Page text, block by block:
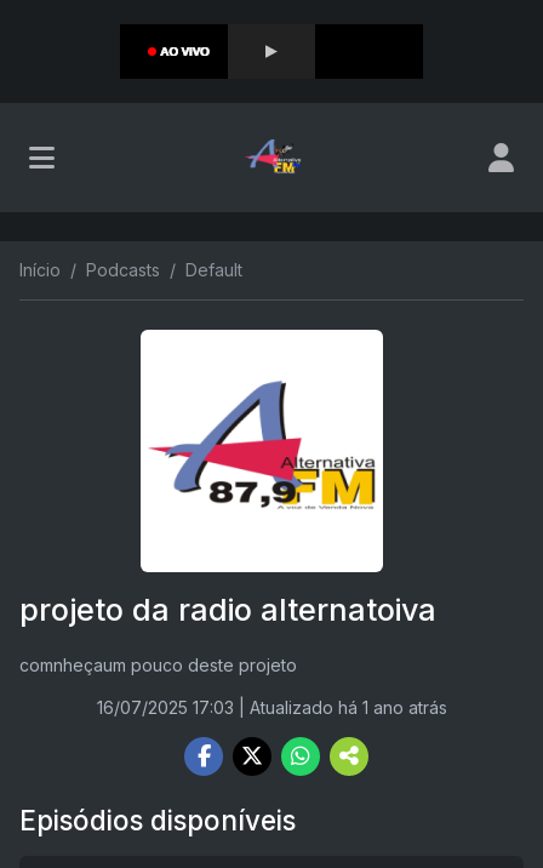
Início Podcasts Default
projeto da radio alternatoiva
comnheçaum pouco deste projeto
16/07/2025 17:03 | Atualizado há 1 ano atrás
Episódios disponíveis